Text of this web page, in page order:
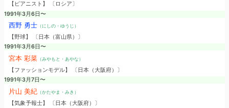
【ピアニスト】 〔ロシア〕
1991年3月6日〜
西野 勇士（にしの・ゆうじ）
【野球】 〔日本（富山県）〕
1991年3月6日〜
宮本 彩菜（みやもと・あやな）
【ファッションモデル】 〔日本（大阪府）〕
1991年3月7日〜
片山 美紀（かたやま・みき）
【気象予報士】 〔日本（大阪府）〕